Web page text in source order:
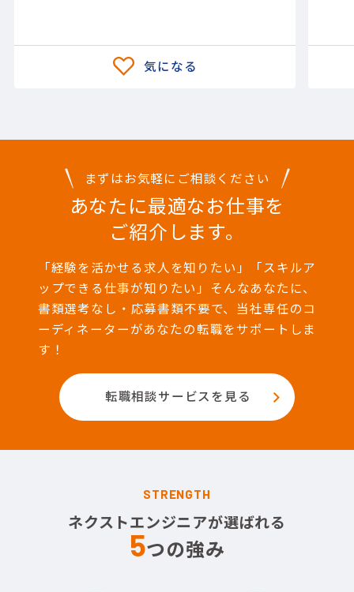
まずはお気軽にご相談ください
あなたに最適なお仕事を
ご紹介します。
「経験を活かせる求人を知りたい」「スキルア
ップできる仕事が知りたい」そんなあなたに、
書類選考なし・応募書類不要で、当社専任のコ
ーディネーターがあなたの転職をサポートしま
す！
転職相談サービスを見る
STRENGTH
ネクストエンジニアが選ばれる
5つの強み